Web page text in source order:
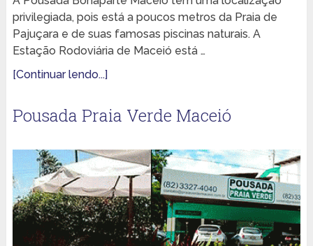
privilegiada, pois está a poucos metros da Praia de
Pajuçara e de suas famosas piscinas naturais. A
Estação Rodoviária de Maceió está …
[Continuar lendo...]
Pousada Praia Verde Maceió